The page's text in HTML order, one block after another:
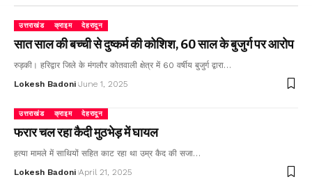
उत्तराखंड क्राइम देहरादून
सात साल की बच्ची से दुष्कर्म की कोशिश, 60 साल के बुजुर्ग पर आरोप
रुड़की। हरिद्वार जिले के मंगलौर कोतवाली क्षेत्र में 60 वर्षीय बुजुर्ग द्वारा…
Lokesh Badoni June 1, 2025
उत्तराखंड क्राइम देहरादून
फरार चल रहा कैदी मुठभेड़ में घायल
हत्या मामले में साथियों सहित काट रहा था उम्र कैद की सजा…
Lokesh Badoni April 21, 2025